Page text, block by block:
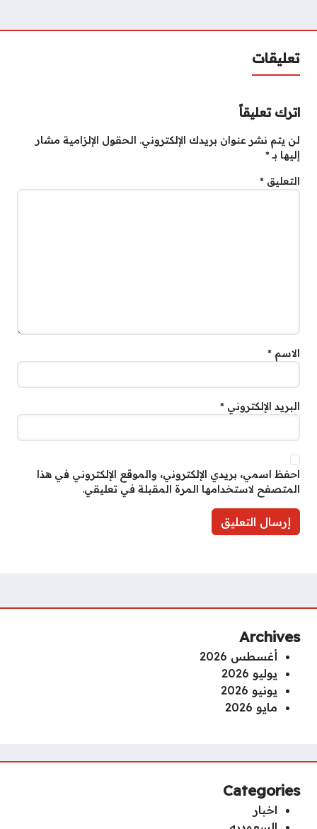
تعليقات
اترك تعليقاً
لن يتم نشر عنوان بريدك الإلكتروني. الحقول الإلزامية مشار
إليها بـ*
التعليق *
الاسم *
البريد الإلكتروني *
احفظ اسمي، بريدي الإلكتروني، والموقع الإلكتروني في هذا
المتصفح لاستخدامها المرة المقبلة في تعليقي.
Archives
أغسطس 2026
يوليو 2026
يونيو 2026
مايو 2026
Categories
اخبار